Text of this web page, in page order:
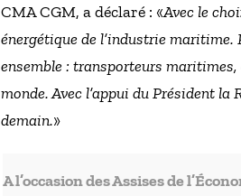
CMA CGM, a déclaré : «Avec le
énergétique de l’industrie
ensemble : transporteurs
monde. Avec l’appui du Président
demain.»
A l’occasion des Assises de